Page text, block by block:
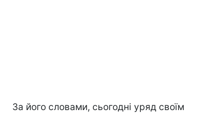
За його словами, сьогодні уряд своїм